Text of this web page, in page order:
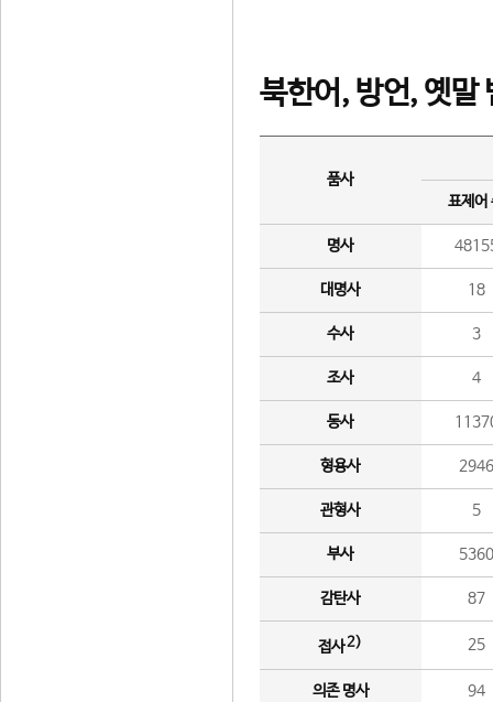
북한어, 방언, 옛말
품사
표제어
명사
대명사 18
수사 3
조사 4
동사
형용사 2946
관형사 5
부사 5360
감탄사 87
접사2) 25
의존 명사 94